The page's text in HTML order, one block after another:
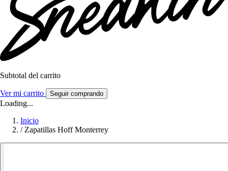
Subtotal del carrito
Ver mi carrito Seguir comprando
Loading...
Inicio
/ Zapatillas Hoff Monterrey